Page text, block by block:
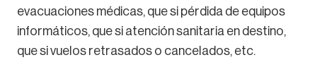
evacuaciones médicas, que si pérdida de equipos
informáticos, que si atención sanitaria en destino,
que si vuelos retrasados o cancelados, etc.